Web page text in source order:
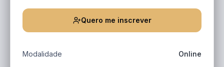
Quero me inscrever
Modalidade Online